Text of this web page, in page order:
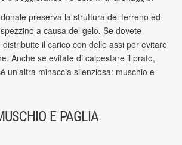
preserva la struttura del terreno ed
a causa del gelo. Se dovete
il carico con delle assi per evitare
Anche se evitate di calpestare il prato,
un'altra minaccia silenziosa: muschio e
E PAGLIA